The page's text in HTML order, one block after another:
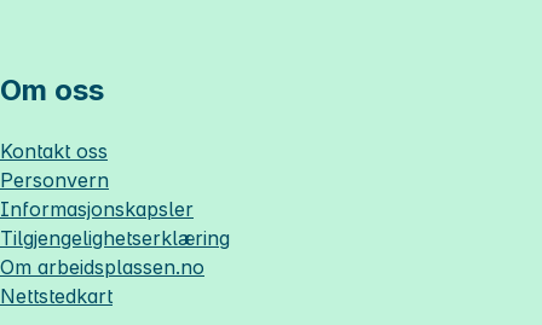
Om oss
Kontakt oss
Personvern
Informasjonskapsler
Tilgjengelighetserklæring
Om arbeidsplassen.no
Nettstedkart